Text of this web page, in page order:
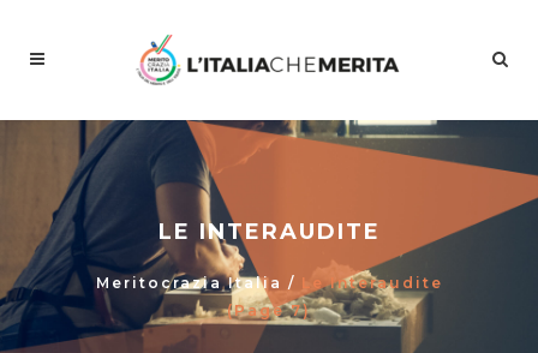
LE INTERAUDITE
Meritocrazia Italia / Le Interaudite
(Page 7)